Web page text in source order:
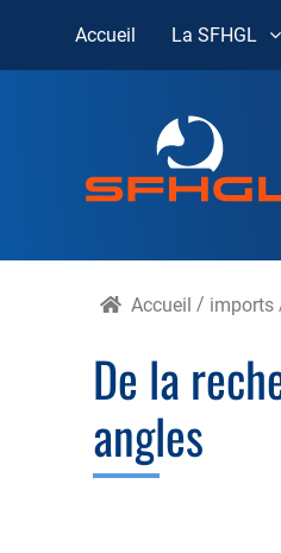
Skip
Accueil La SFHGL
Accueil / imports
De la
angles